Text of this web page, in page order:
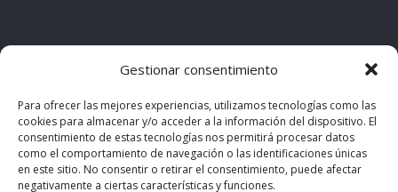
Gestionar consentimiento
Para ofrecer las mejores experiencias, utilizamos tecnologías como las
cookies para almacenar y/o acceder a la información del dispositivo. El
consentimiento de estas tecnologías nos permitirá procesar datos
como el comportamiento de navegación o las identificaciones únicas
en este sitio. No consentir o retirar el consentimiento, puede afectar
negativamente a ciertas características y funciones.